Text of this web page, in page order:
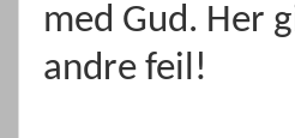
med Gud. Her
andre feil!